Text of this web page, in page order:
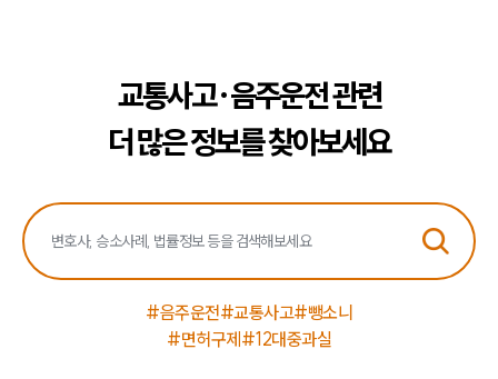
교통사고·음주운전 관련
더 많은 정보를 찾아보세요
#음주운전#교통사고#뺑소니
#면허구제 #12대중과실